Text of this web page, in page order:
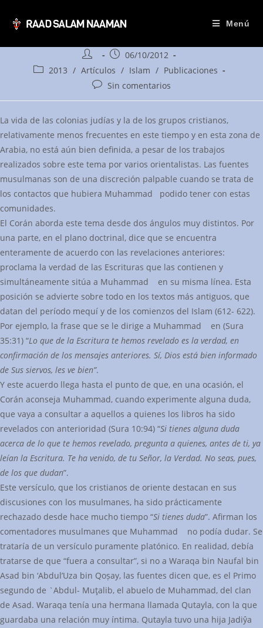
Saltar
contenido
Menú
Los contactos de
Muhammad con judíos y
cristianos (1ª parte)
Autor
de
entrada:
Publicación
de
entrada:
06/10/2012
Categoría
2013 / Artículos / Islam / Publicaciones
Comentarios
entrada:
Sin comentarios
La vida de las colonias judías y la de los grupos cristianos,
relativamente menos frecuentes en este tiempo y en esta zona de
Arabia, no está aún bien definida, a pesar de los trabajos
realizados sobre este tema por varios orientalistas. Las fuentes
musulmanas son de una discreción palpable cuando se trata de
los contactos que hubiera Muhammad podido tener con estas
comunidades.
El Corán aborda este tema desde dos ángulos muy distintos. Por
una parte, en el plano doctrinal, dice que se encuentra
enteramente de acuerdo con las revelaciones anteriores:
proclama la verdad de las Escrituras que las contienen y
simultáneamente sitúa a Muhammad en su misma línea. Esta
posición se advierte sobre todo en los textos más antiguos, que
datan del período mequí y de los comienzos del Islam (612- 622).
Por ejemplo, la frase que se le dirige a Muhammad en (Sura
35:31) “Lo que de la Escritura te hemos revelado es la verdad, en
confirmación de los mensajes anteriores. Sí, Dios está bien informado
de Sus siervos, les ve bien”.
Y este acuerdo llega hasta el punto de que, en una ocasión, el
Corán aconseja Muhammad, cuando experimente alguna duda,
que vaya a consultar a aquellos a quienes los libros ha sido
revelados con anterioridad (Sura 10:94) “Si tienes alguna duda
acerca de lo que te hemos revelado, pregunta a quienes, antes de ti, ya
leían la Escritura. Te ha venido, de tu Señor, la Verdad. No seas, pues,
de los que dudan”.
Este versículo, que los cristianos de oriente destacan en sus
discusiones con los musulmanes, ha sido prácticamente
rechazado desde hace mucho tiempo “Si tienes duda”. Afirman los
comentadores musulmanes que Muhammad no podía dudar. Se
trataría de un versículo puramente platónico. En realidad, debía
tratarse de que “fuera a consultar”, si no a Waraqa bin Naufal bin
Asad bin ‘Abdul’Uza bin Qoṣay, las fuentes dicen que, es el Primo
segundo de `Abdul- Muţalib, el abuelo de Muhammad, del clan
de Asad. Waraqa tenía una hermana llamada Qutayla, con la que
guardaba una relación muy íntima. Qutayla tuvo una hija Jadiŷa